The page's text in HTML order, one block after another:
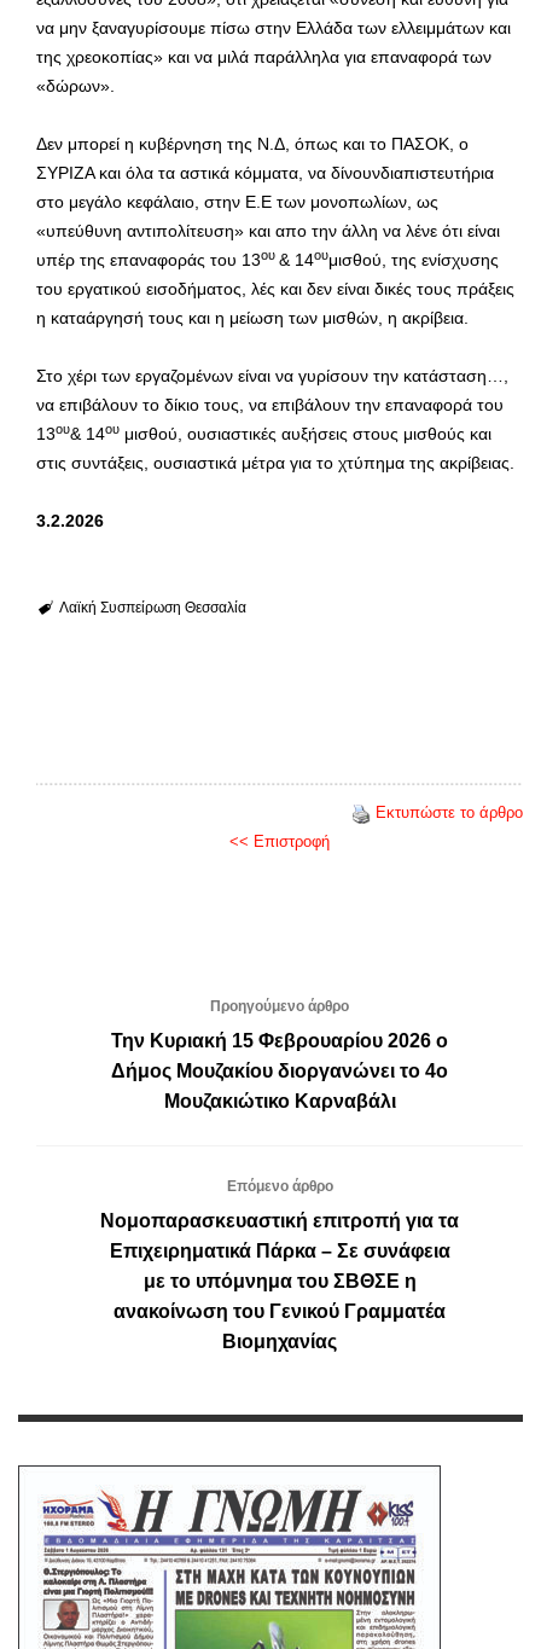
να μην ξαναγυρίσουμε πίσω στην Ελλάδα των ελλειμμάτων και
της χρεοκοπίας» και να μιλά παράλληλα για επαναφορά των
«δώρων».
Δεν μπορεί η κυβέρνηση της Ν.Δ, όπως και το ΠΑΣΟΚ, ο
ΣΥΡΙΖΑ και όλα τα αστικά κόμματα, να δίνουνδιαπιστευτήρια
στο μεγάλο κεφάλαιο, στην Ε.Ε των μονοπωλίων, ως
«υπεύθυνη αντιπολίτευση» και απο την άλλη να λένε ότι είναι
υπέρ της επαναφοράς του 13ου & 14ουμισθού, της ενίσχυσης
του εργατικού εισοδήματος, λές και δεν είναι δικές τους πράξεις
η καταάργησή τους και η μείωση των μισθών, η ακρίβεια.
Στο χέρι των εργαζομένων είναι να γυρίσουν την κατάσταση…,
να επιβάλουν το δίκιο τους, να επιβάλουν την επαναφορά του
13ου& 14ου μισθού, ουσιαστικές αυξήσεις στους μισθούς και
στις συντάξεις, ουσιαστικά μέτρα για το χτύπημα της ακρίβειας.
3.2.2026
Λαϊκή Συσπείρωση Θεσσαλία
Εκτυπώστε το άρθρο
<< Επιστροφή
Προηγούμενο άρθρο
Την Κυριακή 15 Φεβρουαρίου 2026 ο
Δήμος Μουζακίου διοργανώνει το 4ο
Μουζακιώτικο Καρναβάλι
Επόμενο άρθρο
Νομοπαρασκευαστική επιτροπή για τα
Επιχειρηματικά Πάρκα – Σε συνάφεια
με το υπόμνημα του ΣΒΘΣΕ η
ανακοίνωση του Γενικού Γραμματέα
Βιομηχανίας